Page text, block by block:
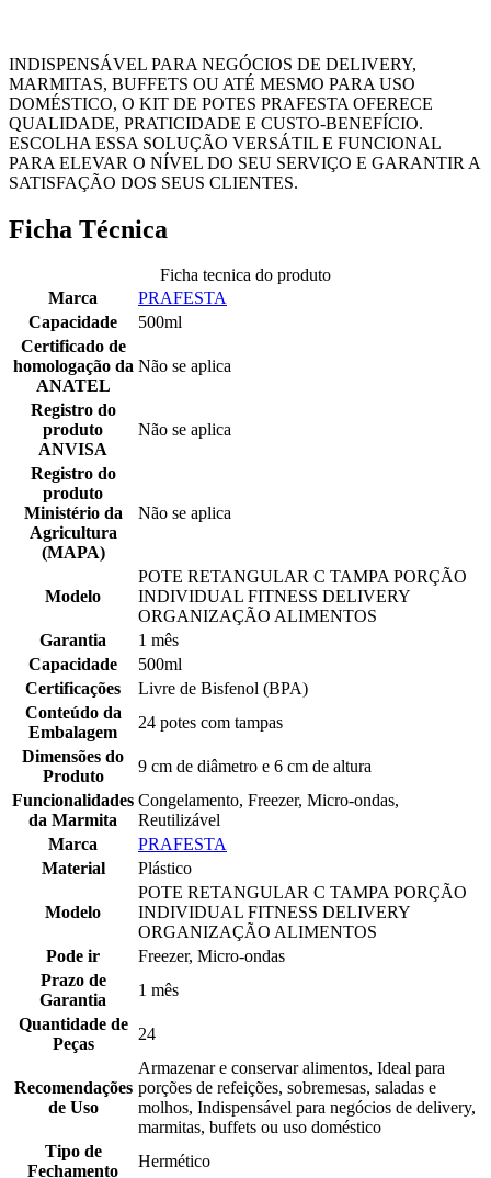
INDISPENSÁVEL PARA NEGÓCIOS DE DELIVERY,
MARMITAS, BUFFETS OU ATÉ MESMO PARA USO
DOMÉSTICO, O KIT DE POTES PRAFESTA OFERECE
QUALIDADE, PRATICIDADE E CUSTO-BENEFÍCIO.
ESCOLHA ESSA SOLUÇÃO VERSÁTIL E FUNCIONAL
PARA ELEVAR O NÍVEL DO SEU SERVIÇO E GARANTIR A
SATISFAÇÃO DOS SEUS CLIENTES.
Ficha Técnica
Ficha tecnica do produto
Marca
PRAFESTA
Capacidade
500ml
Certificado de
homologação da
ANATEL
Não se aplica
Registro do
produto
ANVISA
Não se aplica
Registro do
produto
Ministério da
Agricultura
(MAPA)
Não se aplica
Modelo
POTE RETANGULAR C TAMPA PORÇÃO
INDIVIDUAL FITNESS DELIVERY
ORGANIZAÇÃO ALIMENTOS
Garantia
1 mês
Capacidade
500ml
Certificações
Livre de Bisfenol (BPA)
Conteúdo da
Embalagem
24 potes com tampas
Dimensões do
Produto
9 cm de diâmetro e 6 cm de altura
Funcionalidades
da Marmita
Congelamento, Freezer, Micro-ondas,
Reutilizável
Marca
PRAFESTA
Material
Plástico
Modelo
POTE RETANGULAR C TAMPA PORÇÃO
INDIVIDUAL FITNESS DELIVERY
ORGANIZAÇÃO ALIMENTOS
Pode ir
Freezer, Micro-ondas
Prazo de
Garantia
1 mês
Quantidade de
Peças
24
Recomendações
de Uso
Armazenar e conservar alimentos, Ideal para
porções de refeições, sobremesas, saladas e
molhos, Indispensável para negócios de delivery,
marmitas, buffets ou uso doméstico
Tipo de
Fechamento
Hermético